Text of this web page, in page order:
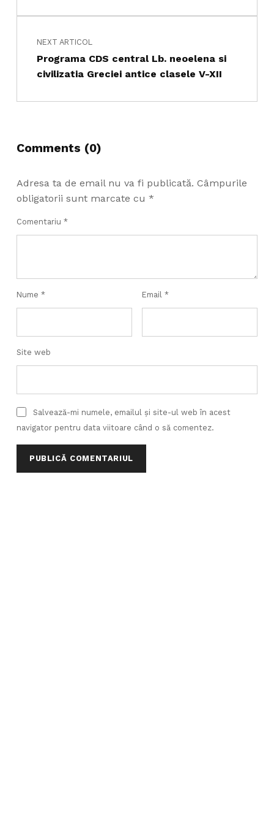
NEXT ARTICOL
Programa CDS central Lb. neoelena si
civilizatia Greciei antice clasele V-XII
Comments (0)
Adresa ta de email nu va fi publicată. Câmpurile
obligatorii sunt marcate cu *
Comentariu *
Nume * Email *
Site web
Salvează-mi numele, emailul și site-ul web în acest
navigator pentru data viitoare când o să comentez.